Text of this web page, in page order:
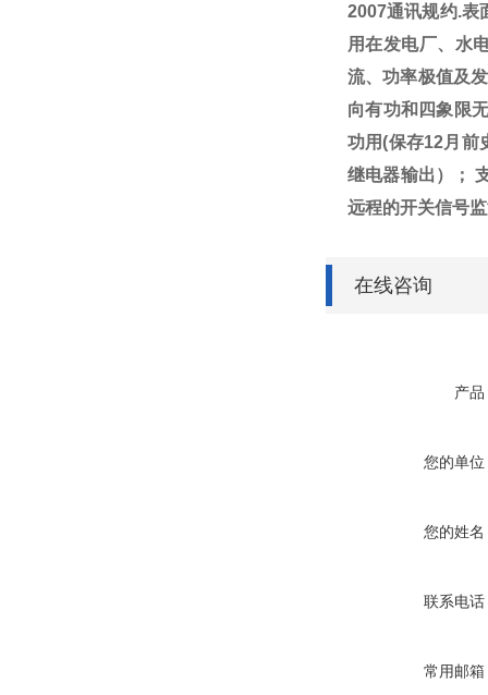
2007通讯规约.表
用在发电厂、水
流、功率极值及
向有功和四象限
功用(保存12月前
继电器输出）；
远程的开关信号
在线咨询
产品
您的单位
您的姓名
联系电话
常用邮箱